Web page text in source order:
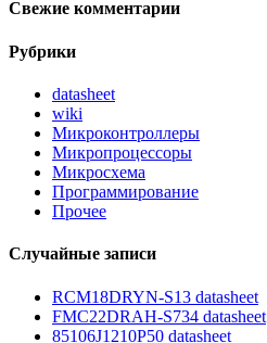
Свежие комментарии
Рубрики
datasheet
wiki
Микроконтроллеры
Микропроцессоры
Микросхема
Программирование
Прочее
Случайные записи
RCM18DRYN-S13 datasheet
FMC22DRAH-S734 datasheet
85106J1210P50 datasheet